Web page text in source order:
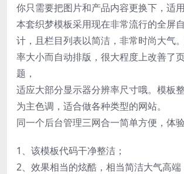
你只需要把图片和产品内容更换下，适用
本套织梦模板采用现在非常流行的全屏
计，且栏目列表以简洁，非常时尚大气
率大小而自动排版，很大程度上改善了
题，
适应大部分显示器分辨率尺寸哦。模板
为主色调，适合做各种类型的网站。
同一个后台管理三网合一简单方便，体
1、该模板代码干净整洁；
2、效果相当的炫酷，相当简洁大气高端